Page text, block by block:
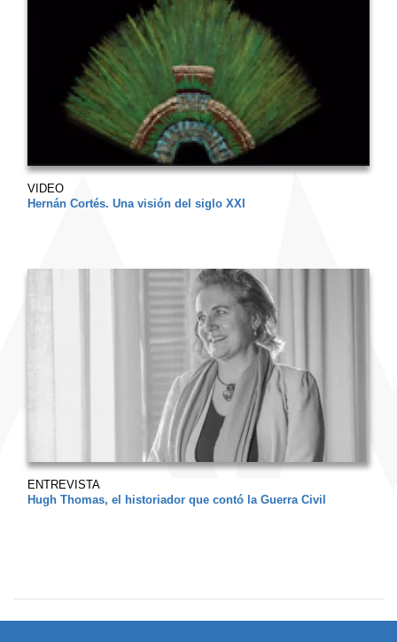
VIDEO
Hernán Cortés. Una visión del siglo XXI
ENTREVISTA
Hugh Thomas, el historiador que contó la Guerra Civil